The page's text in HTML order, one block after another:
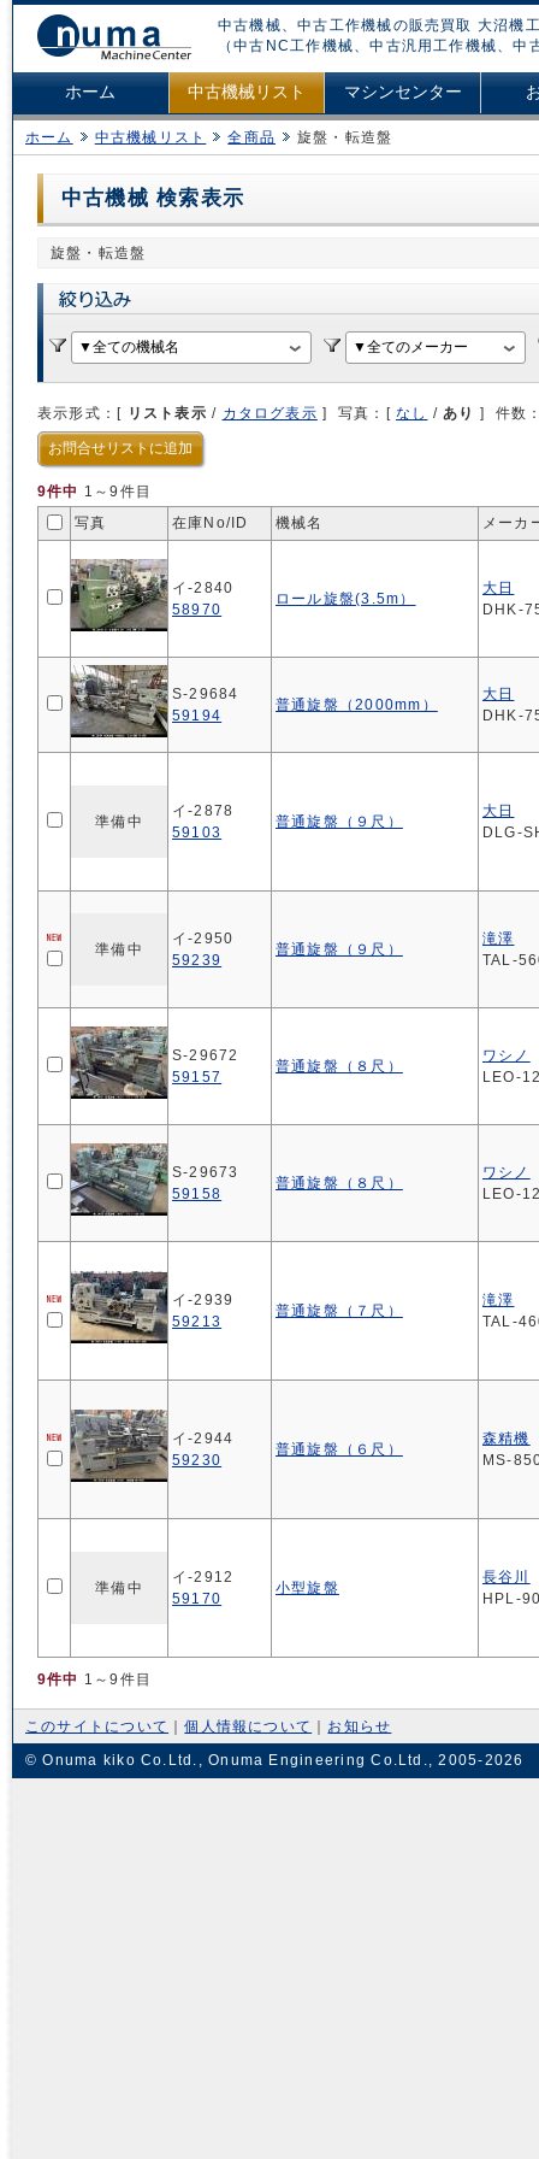
中古機械、中古工作機械の販売買取 大沼機
（中古NC工作機械、中古汎用工作機械、
ホーム 中古機械リスト マシンセンター
ホーム 中古機械リスト 全商品 旋盤・転造盤
中古機械 検索表示
旋盤・転造盤
表示形式：[ リスト表示 / カタログ表示 ] 写真：[ なし / あり ] 件数
お問合せリストに追加
9件中 1～9件目
写真
在庫No/ID 機械名 メーカ
9件中 1～9件目
イ-2840
58970
ロール旋盤(3.5m）
大日
DHK-
S-29684
59194
普通旋盤（2000mm）
大日
DHK-
準備中
イ-2878
59103
普通旋盤（９尺）
大日
DLG-
準備中
イ-2950
59239
普通旋盤（９尺）
滝澤
TAL-
S-29672
59157
普通旋盤（８尺）
ワシノ
LEO-
S-29673
59158
普通旋盤（８尺）
ワシノ
LEO-
イ-2939
59213
普通旋盤（７尺）
滝澤
TAL-
イ-2944
59230
普通旋盤（６尺）
森精機
MS-
準備中
イ-2912
59170
小型旋盤
長谷川
HPL-
このサイトについて ｜個人情報について
お知らせ
© Onuma kiko Co.Ltd., Onuma Engineering Co.Ltd., 2005-2026